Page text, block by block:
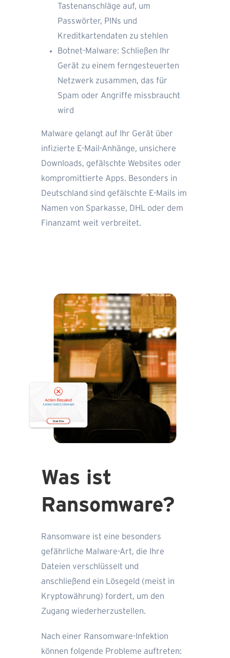
Tastenanschläge auf, um
Passwörter, PINs und
Kreditkartendaten zu stehlen
Botnet-Malware: Schließen Ihr
Gerät zu einem ferngesteuerten
Netzwerk zusammen, das für
Spam oder Angriffe missbraucht
wird
Malware gelangt auf Ihr Gerät über
infizierte E-Mail-Anhänge, unsichere
Downloads, gefälschte Websites oder
kompromittierte Apps. Besonders in
Deutschland sind gefälschte E-Mails im
Namen von Sparkasse, DHL oder dem
Finanzamt weit verbreitet.
Was ist
Ransomware?
Ransomware ist eine besonders
gefährliche Malware-Art, die Ihre
Dateien verschlüsselt und
anschließend ein Lösegeld (meist in
Kryptowährung) fordert, um den
Zugang wiederherzustellen.
Nach einer Ransomware-Infektion
können folgende Probleme auftreten: